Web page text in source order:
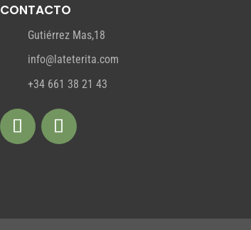
CONTACTO
Gutiérrez Mas,18
info@lateterita.com
+34 661 38 21 43